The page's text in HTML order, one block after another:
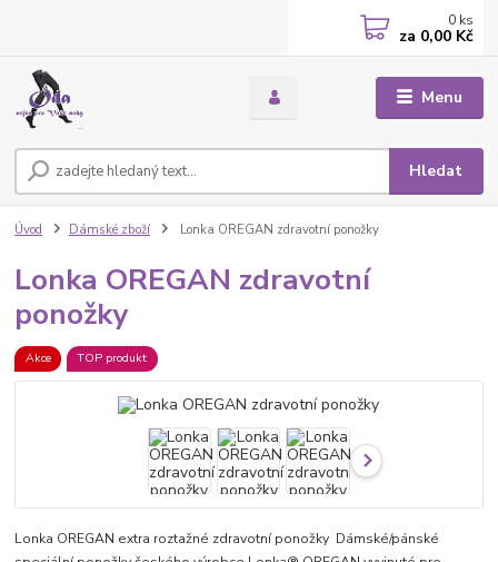
Menu
Hledat
0 ks
za 0,00 Kč
Úvod Dámské zboží Lonka OREGAN zdravotní ponožky
Lonka OREGAN zdravotní
ponožky
Akce TOP produkt
Lonka OREGAN extra roztažné zdravotní ponožky Dámské/pánské